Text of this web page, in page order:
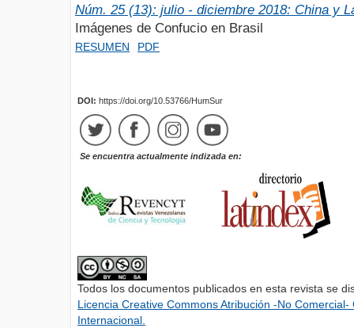
Núm. 25 (13): julio - diciembre 2018: China y
Imágenes de Confucio en Brasil
RESUMEN PDF
DOI: https://doi.org/10.53766/HumSur
Se encuentra actualmente indizada en:
Todos los documentos publicados en esta revista se
Licencia Creative Commons Atribución -No
Internacional.